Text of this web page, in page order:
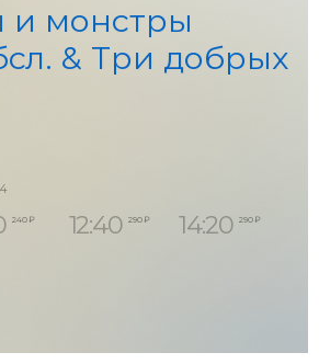
монстры
& Три добрых
240 ₽ 12:40 290 ₽ 14:20 290 ₽